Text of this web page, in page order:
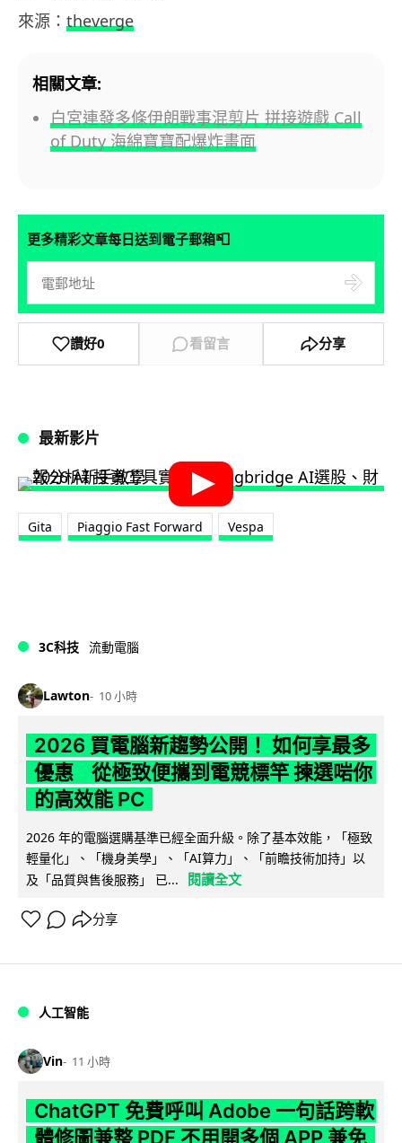
來源： theverge
相關文章:
白宮連發多條伊朗戰事混剪片 拼接遊戲 Call
of Duty 海綿寶寶配爆炸畫面
更多精彩文章每日送到電子郵箱📮
讚好0 看留言 分享
最新影片
Gita Piaggio Fast Forward Vespa
3C科技 流動電腦
Lawton 10 小時
2026 買電腦新趨勢公開！ 如何享最多
優惠 從極致便攜到電競標竿 揀選啱你
的高效能 PC
2026 年的電腦選購基準已經全面升級。除了基本效能，「極致
輕量化」、「機身美學」、「AI算力」、「前瞻技術加持」以
及「品質與售後服務」 已...
閱讀全文
分享
人工智能
Vin 11 小時
ChatGPT 免費呼叫 Adobe 一句話跨軟
體修圖兼整 PDF 不用開多個 APP 兼免